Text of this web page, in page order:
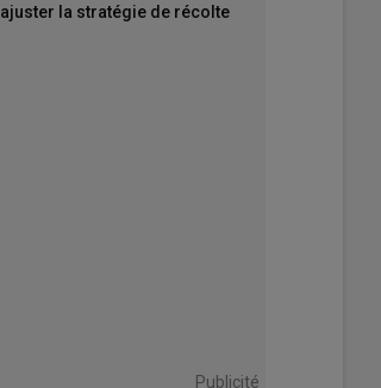
ajuster la stratégie de récolte
Publicité